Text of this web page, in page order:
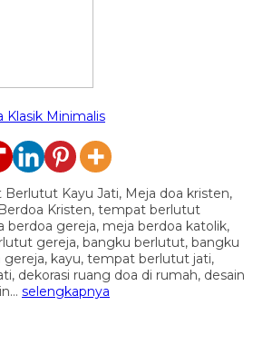
Minimalis
Kayu Jati, Meja doa kristen,
Kristen, tempat berlutut
berdoa gereja, meja berdoa katolik,
gereja, bangku berlutut, bangku
kayu, tempat berlutut jati,
dekorasi ruang doa di rumah, desain
selengkapnya